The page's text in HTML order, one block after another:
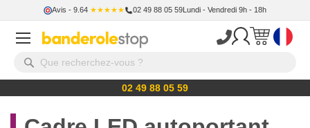
Avis - 9.64 ★★★★★ 02 49 88 05 59Lundi - Vendredi 9h - 18h
02 49 88 05 59